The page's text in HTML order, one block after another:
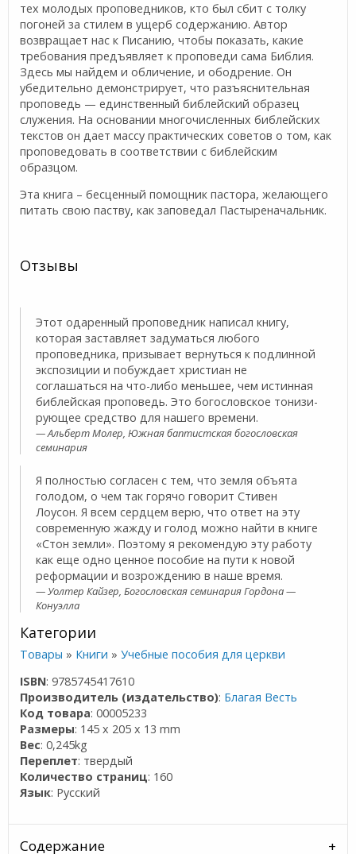
тех молодых про­поведников, кто был сбит с толку
погоней за стилем в ущерб содержанию. Автор
возвращает нас к Писанию, чтобы показать, какие
требования предъявляет к проповеди сама Библия.
Здесь мы найдем и обличение, и ободрение. Он
убедительно демонстрирует, что разъяснительная
пропо­ведь — единственный библейский образец
служения. На основании много­численных библейских
текстов он дает массу практических советов о том, как
проповедовать в соответствии с библейским
образцом.
Эта книга – бесценный помощник пастора, желающего
питать свою паству, как заповедал Пастыреначальник.
Отзывы
Этот одаренный проповедник написал книгу,
которая заставляет за­думаться любого
проповедника, призывает вернуться к подлинной
экспозиции и побуждает христиан не
соглашаться на что-либо мень­шее, чем истинная
библейская проповедь. Это богословское тонизи­
рующее средство для нашего времени.
Альберт Молер, Южная баптистская богословская
семинария
Я полностью согласен с тем, что земля объята
голодом, о чем так го­рячо говорит Стивен
Лоусон. Я всем сердцем верю, что ответ на эту
современную жажду и голод можно найти в книге
«Стон земли». По­этому я рекомендую эту работу
как еще одно ценное пособие на пути к новой
реформации и возрождению в наше время.
Уолтер Кайзер, Богословская семинария Гордона —
Конуэлла
Категории
Товары » Книги »Учебные пособия для церкви
ISBN: 9785745417610
Производитель (издательство): Благая Весть
Код товара: 00005233
Размеры: 145 x 205 x 13 mm
Вес: 0,245kg
Переплет: твердый
Количество страниц: 160
Язык: Русский
Содержание